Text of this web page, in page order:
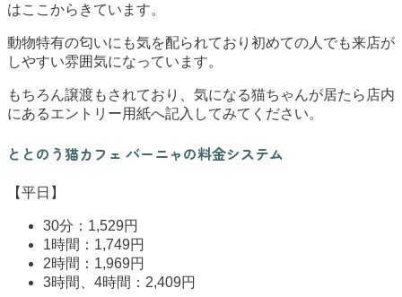
はここからきています。
動物特有の匂いにも気を配られており初めての人でも来店が
しやすい雰囲気になっています。
もちろん譲渡もされており、気になる猫ちゃんが居たら店内
にあるエントリー用紙へ記入してみてください。
ととのう猫カフェ バーニャの料金システム
【平日】
30分：1,529円
1時間：1,749円
2時間：1,969円
3時間、4時間：2,409円